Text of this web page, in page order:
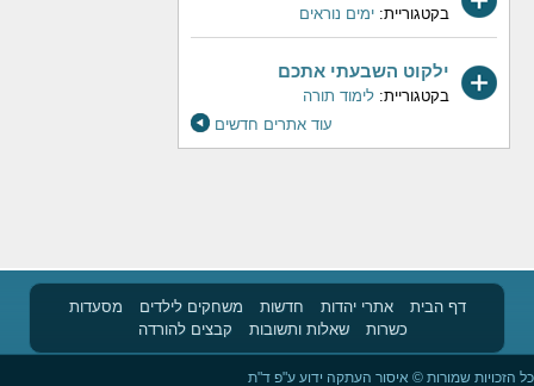
בקטגוריית: ימים נוראים
ילקוט השבעתי אתכם
בקטגוריית: לימוד תורה
עוד אתרים חדשים
דף הבית אתרי יהדות חדשות משחקים לילדים
מסעדות
כשרות
שאלות ותשובות קבצים להורדה
כל הזכויות שמורות © איסור העתקה ידוע ע"פ ד"ת